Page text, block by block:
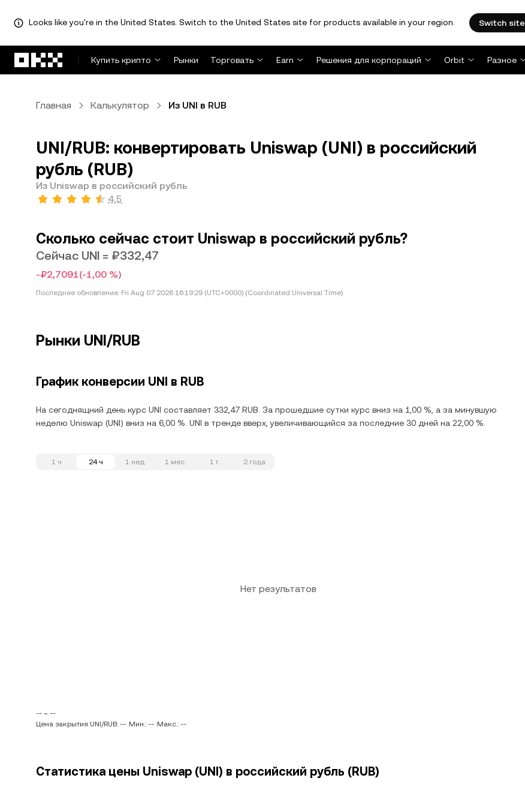
Looks like you're in the United States. Switch to the United States site for products available in your region. Switch site
Купить крипто
Рынки Торговать Earn Решения для корпораций Orbit Разное
Главная Калькулятор Из UNI в RUB
UNI/RUB: конвертировать Uniswap (UNI) в российский
рубль (RUB)
Из Uniswap в российский рубль
4,5
Сколько сейчас стоит Uniswap в российский рубль?
Сейчас UNI = ₽332,47
-₽2,7091(-1,00 %)
Последнее обновление: Fri Aug 07 2026 16:19:29 (UTC+0000) (Coordinated Universal Time)
Рынки UNI/RUB
График конверсии UNI в RUB
На сегоднящний день курс UNI составляет 332,47 RUB. За прошедшие сутки курс вниз на 1,00 %, а за минувшую
неделю Uniswap (UNI) вниз на 6,00 %. UNI в тренде вверх, увеличивающийся за последние 30 дней на 22,00 %.
1 ч 24 ч 1 нед. 1 мес. 1 г. 2 года
Нет результатов
-- ~ --
Цена закрытия UNI/RUB: -- Мин.: -- Макс.: --
Статистика цены Uniswap (UNI) в российский рубль (RUB)